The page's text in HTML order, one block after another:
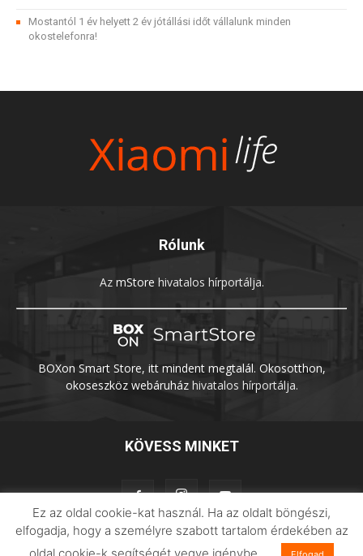
Mostantól 1 év helyett 2 év jótállási időt vállalunk minden
okostelefonra!
Rólunk
Az mStore hivatalos hírportálja.
BOXon Smart Store, itt mindent megtalál. Okosotthon,
okoseszköz webáruházhivatalos hírportálja.
KÖVESS MINKET
Ez az oldal cookie-kat használ. Ha az oldalt böngészi,
elfogadja, hogy a személyre szabott tartalom érdekében az